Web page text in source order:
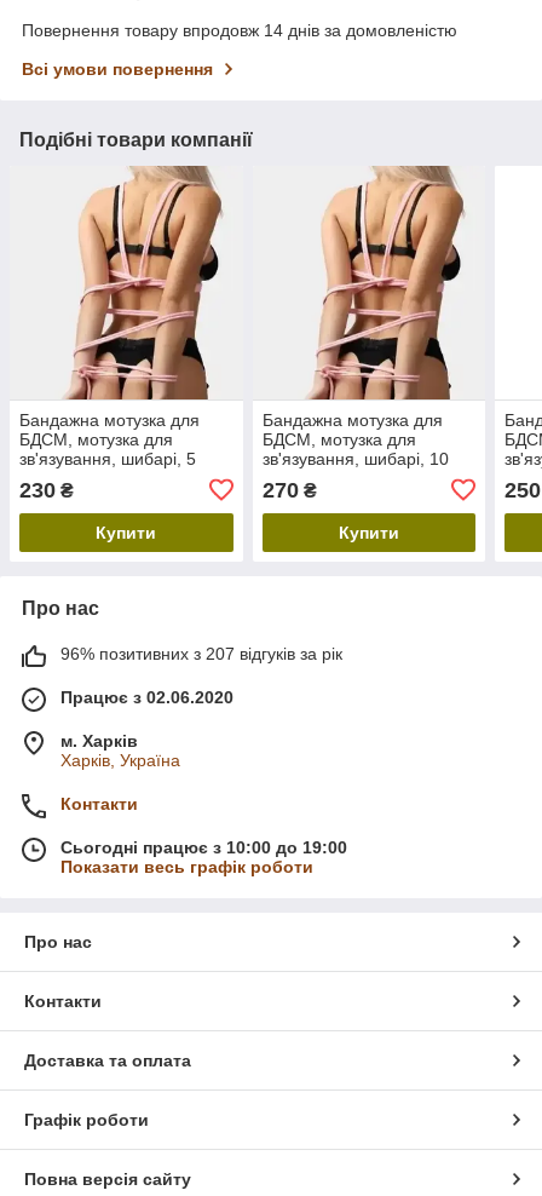
Повернення товару впродовж 14 днів за домовленістю
Всі умови повернення
Подібні товари компанії
Бандажна мотузка для
БДСМ, мотузка для
зв'язування, шибарі, 5
230 ₴
Купити
Бандажна мотузка для
БДСМ, мотузка для
зв'язування, шибарі, 10
270₴
Купити
250
Про нас
96% позитивних з 207 відгуків за рік
Працює з 02.06.2020
м. Харків
Харків, Україна
Контакти
Сьогодні працює з 10:00 до 19:00
Показати весь графік роботи
Про нас
Контакти
Доставка та оплата
Графік роботи
Повна версія сайту